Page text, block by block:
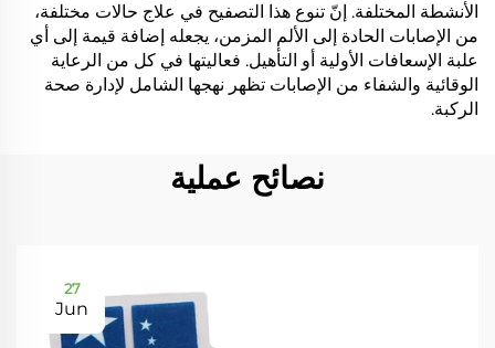
الأنشطة المختلفة. إنّ تنوع هذا التصفيح في علاج حالات مختلفة،
من الإصابات الحادة إلى الألم المزمن، يجعله إضافة قيمة إلى أي
علبة الإسعافات الأولية أو التأهيل. فعاليتها في كل من الرعاية
الوقائية والشفاء من الإصابات تظهر نهجها الشامل لإدارة صحة
الركبة.
نصائح عملية
27
Jun